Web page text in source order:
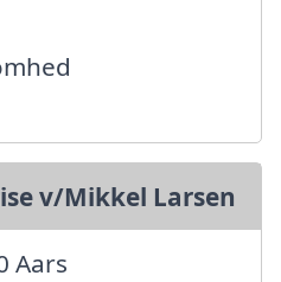
v/Mikkel Larsen
Aars